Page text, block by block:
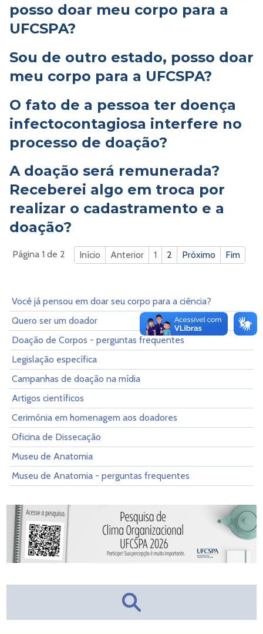
posso doar meu corpo para a
UFCSPA?
Sou de outro estado, posso doar
meu corpo para a UFCSPA?
O fato de a pessoa ter doença
infectocontagiosa interfere no
processo de doação?
A doação será remunerada?
Receberei algo em troca por
realizar o cadastramento e a
doação?
Página 1 de 2 Início Anterior 1 2 Próximo Fim
Você já pensou em doar seu corpo para a ciência?
Quero ser um doador
Doação de Corpos - perguntas frequentes
Legislação específica
Campanhas de doação na mídia
Artigos científicos
Cerimônia em homenagem aos doadores
Oficina de Dissecação
Museu de Anatomia
Museu de Anatomia - perguntas frequentes